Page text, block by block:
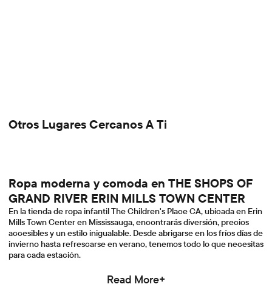
Otros Lugares Cercanos A Ti
Ropa moderna y comoda en THE SHOPS OF
GRAND RIVER ERIN MILLS TOWN CENTER
En la tienda de ropa infantil The Children's Place CA, ubicada en Erin
Mills Town Center en Mississauga, encontrarás diversión, precios
accesibles y un estilo inigualable. Desde abrigarse en los fríos días de
invierno hasta refrescarse en verano, tenemos todo lo que necesitas
para cada estación.
Read More+